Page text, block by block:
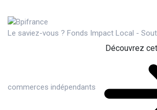
Le saviez-vous ? Fonds Impact Local -
commerces indépendants
Découvrez